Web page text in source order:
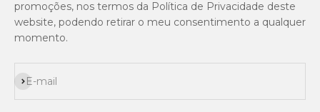
promoções, nos termos da Política de Privacidade deste
website, podendo retirar o meu consentimento a qualquer
momento.
E-mail
Subscrever